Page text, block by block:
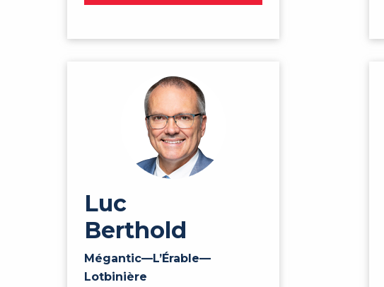
Luc
Berthold
Mégantic—L’Érable—
Lotbinière